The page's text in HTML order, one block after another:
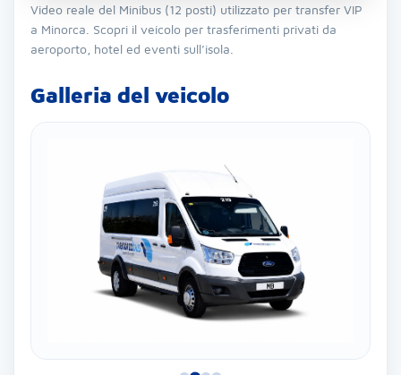
Video reale del Minibus (12 posti) utilizzato per transfer VIP
a Minorca. Scopri il veicolo per trasferimenti privati da
aeroporto, hotel ed eventi sull’isola.
Galleria del veicolo